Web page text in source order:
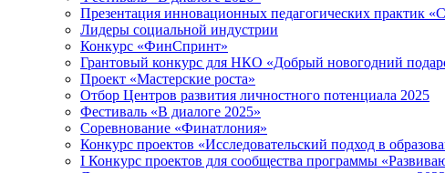
Презентация инновационных педагогических практик
Лидеры социальной индустрии
Конкурс «ФинСпринт»
Грантовый конкурс для НКО «Добрый новогодний
Проект «Мастерские роста»
Отбор Центров развития личностного потенциала 2025
Фестиваль «В диалоге 2025»
Соревнование «Финатлония»
Конкурс проектов «Исследовательский подход в
I Конкурс проектов для сообщества программы